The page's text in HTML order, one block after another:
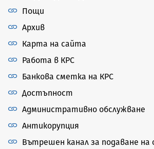
Пощи
Архив
Карта на сайта
Работа в КРС
Банкова сметка на КРС
Достъпност
Административно обслужване
Антикорупция
Вътрешен канал за подаване на